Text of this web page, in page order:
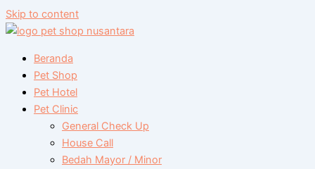
Skip to content
Beranda
Pet Shop
Pet Hotel
Pet Clinic
General Check Up
House Call
Bedah Mayor / Minor